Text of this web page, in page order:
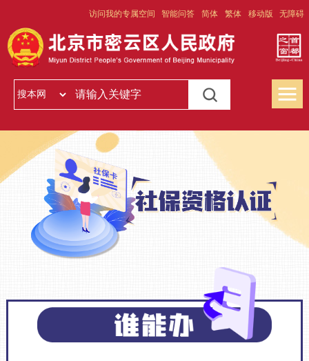
访问我的专属空间 智能问答 简体 繁体 移动版 无障碍